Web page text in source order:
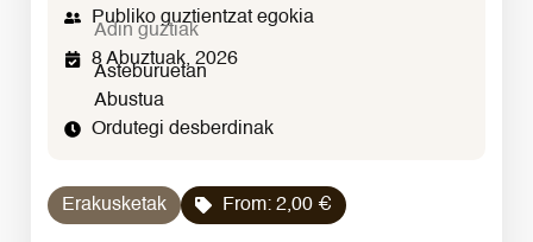
Publiko guztientzat egokia
Adin guztiak
8 Abuztuak, 2026
Asteburuetan
Abustua
Ordutegi desberdinak
Erakusketak From: 2,00 €